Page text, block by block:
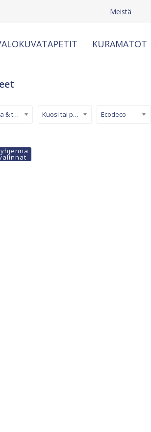
Meistä
KURAMATOT
Teema & tyyli Kuosi tai pinta Ecodeco